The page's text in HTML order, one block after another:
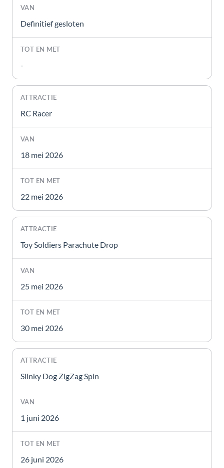
Definitief gesloten
-
RC Racer
18 mei 2026
22 mei 2026
Toy Soldiers Parachute Drop
25 mei 2026
30 mei 2026
Slinky Dog ZigZag Spin
1 juni 2026
26 juni 2026